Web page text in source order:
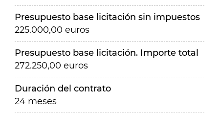
Presupuesto base licitación sin impuestos
225.000,00 euros
Presupuesto base licitación. Importe total
272.250,00 euros
Duración del contrato
24 meses